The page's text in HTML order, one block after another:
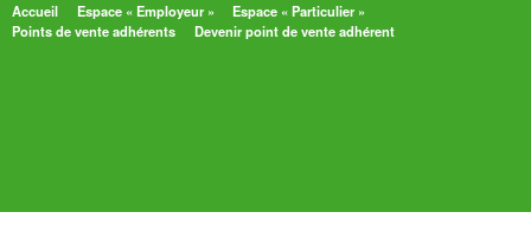
Accueil Espace « Employeur »
Espace « Particulier »
Points de vente adhérents
Devenir point de vente adhérent